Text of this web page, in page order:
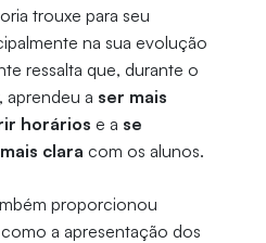
trouxe para seu
na sua evolução
ressalta que, durante o
a ser mais
horários e a se
clara com os alunos.
proporcionou
a apresentação dos